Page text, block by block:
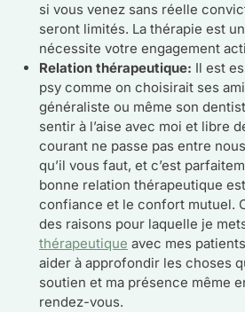
si vous venez sans réelle
seront limités. La thérapie est
nécessite votre engagement
Relation thérapeutique: Il est
psy comme on choisirait ses
généraliste ou même son
sentir à l’aise avec moi et libre
courant ne passe pas entre
qu’il vous faut, et c’est
bonne relation thérapeutique
confiance et le confort mutuel.
des raisons pour laquelle je
thérapeutique avec mes
aider à approfondir les choses
soutien et ma présence même
rendez-vous.